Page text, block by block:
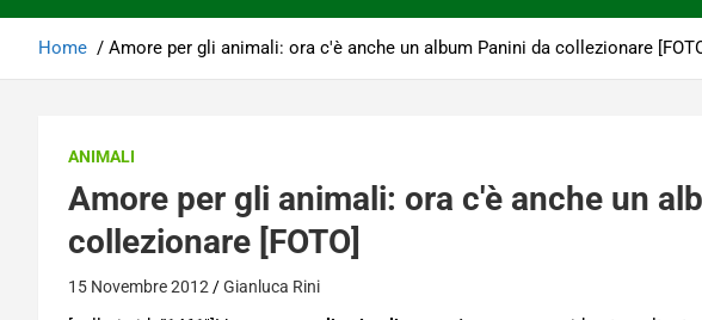
Home Amore per gli animali: ora c'è anche un album Panini da collezionare
ANIMALI
Amore per gli animali: ora c'è anche un
collezionare [FOTO]
15 Novembre 2012 Gianluca Rini